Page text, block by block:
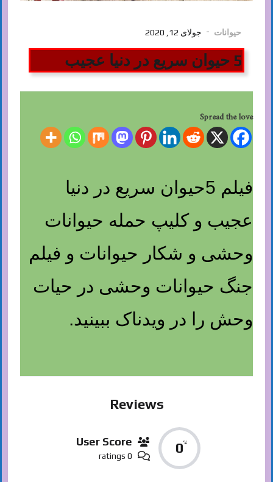
حیوانات جولای 12, 2020
5 حیوان سریع در دنیا عجیب
Spread the love
فیلم 5حیوان سریع در دنیا
عجیب و کلیپ حمله حیوانات
وحشی و شکار حیوانات و فیلم
جنگ حیوانات وحشی در حیات
وحش را در ویدناک ببینید.
Reviews
0%
User Score
0 ratings